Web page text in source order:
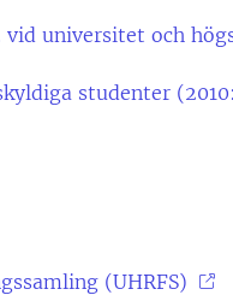
universitet och
studenter
(UHRFS)